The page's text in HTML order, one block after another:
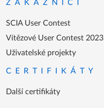
ZÁKAZNÍCI
SCIA User Contest
Vítězové User Contest 2023
Uživatelské projekty
CERTIFIKÁTY
Další certifikáty